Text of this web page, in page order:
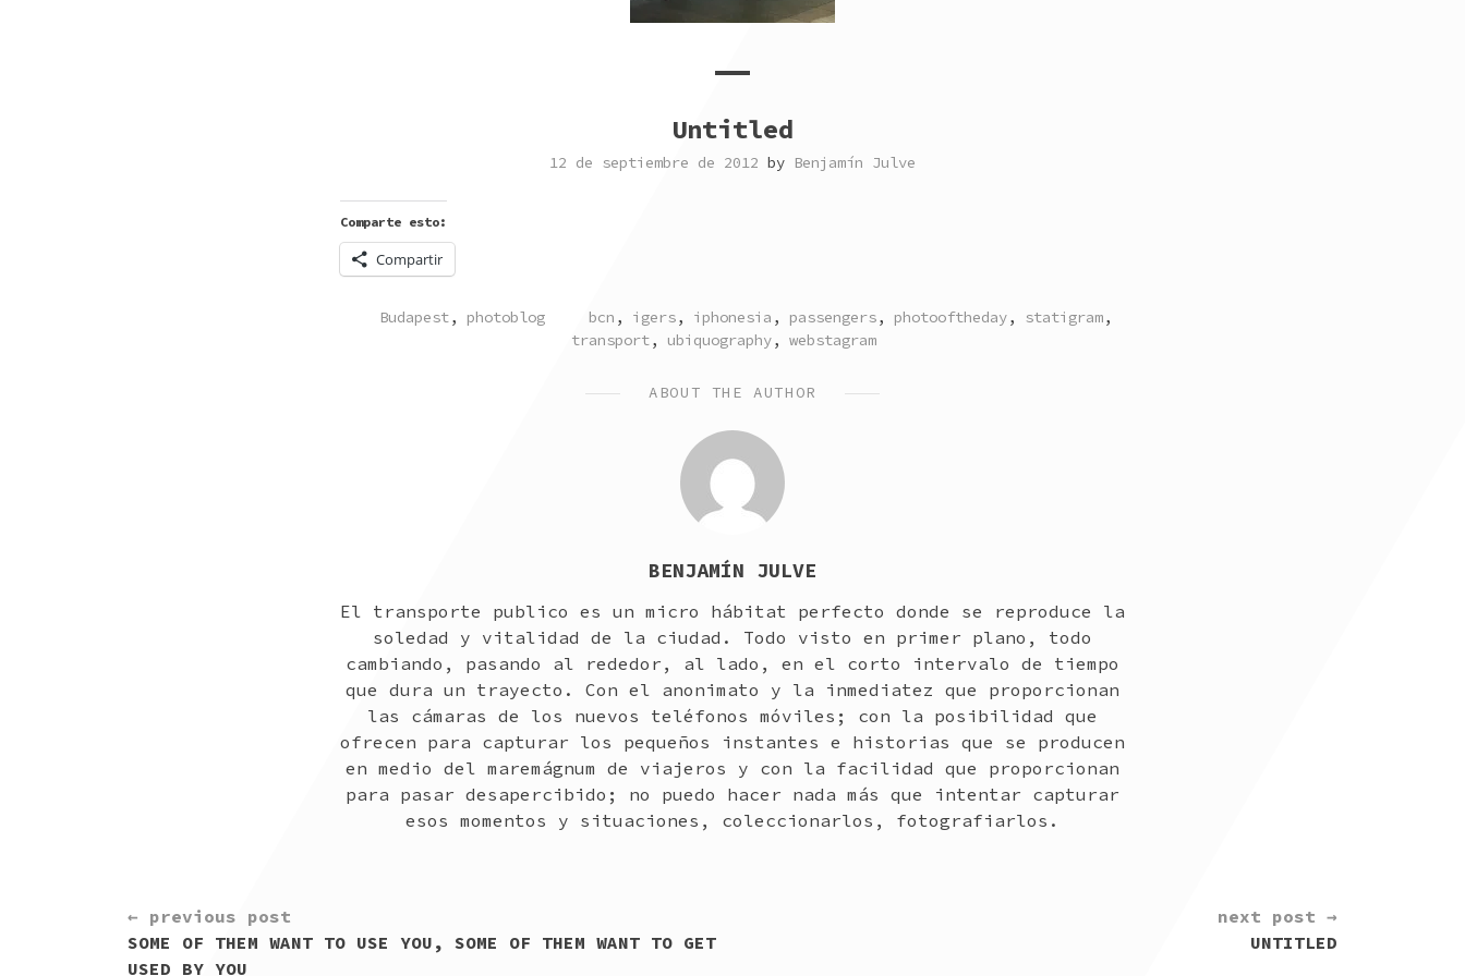
Untitled
12 de septiembre de 2012 by Benjamín Julve
Comparte esto:
Compartir
POSTED
Budapest, photoblog TAGGED
bcn , igers, iphonesia , passengers, photooftheday, statigram,
transport, ubiquography, webstagram
ABOUT THE AUTHOR
BENJAMÍN JULVE
El transporte publico es un micro hábitat perfecto donde se reproduce la
soledad y vitalidad de la ciudad. Todo visto en primer plano, todo
cambiando, pasando al rededor, al lado, en el corto intervalo de tiempo
que dura un trayecto. Con el anonimato y la inmediatez que proporcionan
las cámaras de los nuevos teléfonos móviles; con la posibilidad que
ofrecen para capturar los pequeños instantes e historias que se producen
en medio del maremágnum de viajeros y con la facilidad que proporcionan
para pasar desapercibido; no puedo hacer nada más que intentar capturar
esos momentos y situaciones, coleccionarlos, fotografiarlos.
CONTINUE
READING
← previous post
SOME OF THEM WANT TO USE YOU, SOME OF THEM WANT TO GET
USED BY YOU
next post →
UNTITLED